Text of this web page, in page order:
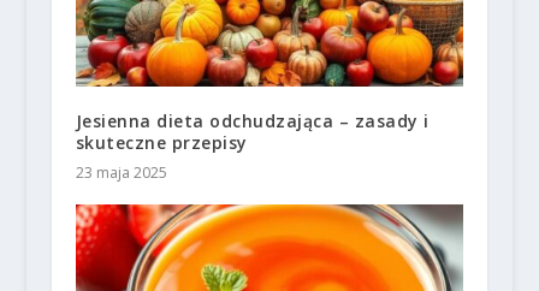
Jesienna dieta odchudzająca – zasady i
skuteczne przepisy
23 maja 2025